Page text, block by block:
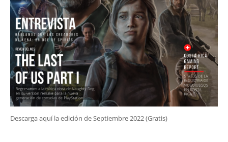
Descarga aquí la edición de Septiembre 2022 (Gratis)